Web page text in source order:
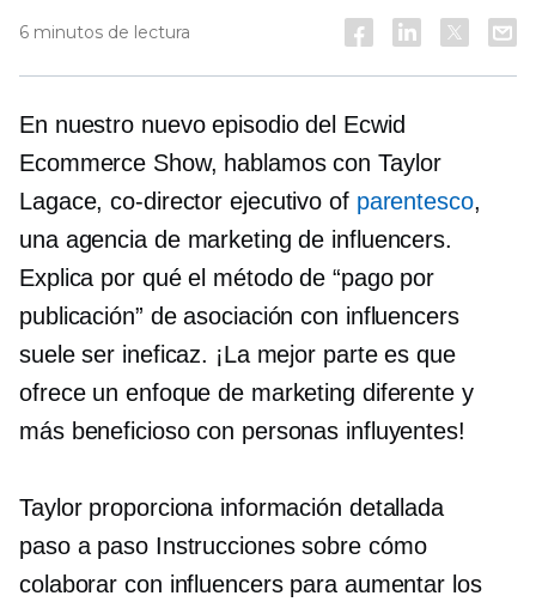
6 minutos de lectura
En nuestro nuevo episodio del Ecwid
Ecommerce Show, hablamos con Taylor
Lagace,co-director ejecutivo of parentesco,
una agencia de marketing de influencers.
Explica por qué el método de “pago por
publicación” de asociación con influencers
suele ser ineficaz. ¡La mejor parte es que
ofrece un enfoque de marketing diferente y
más beneficioso con personas influyentes!
Taylor proporciona información detallada
paso a pasoInstrucciones sobre cómo
colaborar con influencers para aumentar los